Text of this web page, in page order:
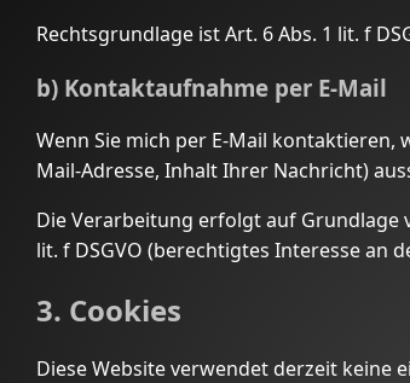
Rechtsgrundlage ist Art. 6 Abs. 1 lit. f
b) Kontaktaufnahme per E-Mail
Wenn Sie mich per E-Mail kontaktieren,
Mail-Adresse, Inhalt Ihrer Nachricht)
Die Verarbeitung erfolgt auf Grundlage
lit. f DSGVO (berechtigtes Interesse an
3. Cookies
Diese Website verwendet derzeit keine